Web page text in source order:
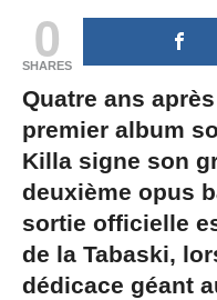
0
SHARES
Quatre ans
premier album
Killa signe son
deuxième opus
sortie officielle
de la Tabaski,
dédicace géant